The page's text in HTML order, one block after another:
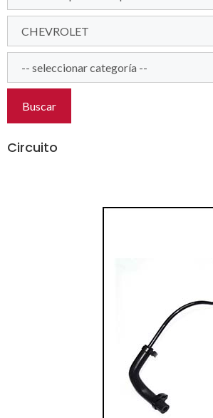
Buscar
Circuito